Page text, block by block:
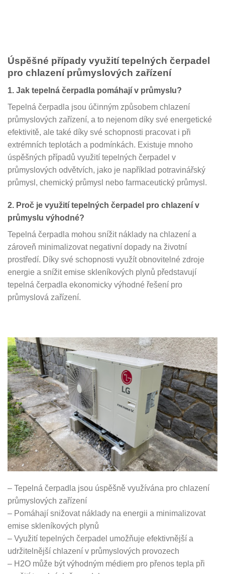
Úspěšné případy využití tepelných čerpadel
pro chlazení průmyslových zařízení
1. Jak tepelná čerpadla pomáhají v průmyslu?
Tepelná čerpadla jsou účinným způsobem chlazení
průmyslových zařízení, a to nejenom díky své energetické
efektivitě, ale také díky své schopnosti pracovat i při
extrémních teplotách a podmínkách. Existuje mnoho
úspěšných případů využití tepelných čerpadel v
průmyslových odvětvích, jako je například potravinářský
průmysl, chemický průmysl nebo farmaceutický průmysl.
2. Proč je využití tepelných čerpadel pro chlazení v
průmyslu výhodné?
Tepelná čerpadla mohou snížit náklady na chlazení a
zároveň minimalizovat negativní dopady na životní
prostředí. Díky své schopnosti využít obnovitelné zdroje
energie a snížit emise skleníkových plynů představují
tepelná čerpadla ekonomicky výhodné řešení pro
průmyslová zařízení.
– Tepelná čerpadla jsou úspěšně využívána pro chlazení
průmyslových zařízení
– Pomáhají snižovat náklady na energii a minimalizovat
emise skleníkových plynů
– Využití tepelných čerpadel umožňuje efektivnější a
udržitelnější chlazení v průmyslových provozech
– H2O může být výhodným médiem pro přenos tepla při